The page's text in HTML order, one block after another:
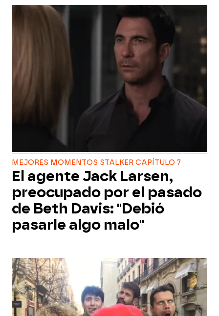
MEJORES MOMENTOS STALKER CAPÍTULO 7
El agente Jack Larsen,
preocupado por el pasado
de Beth Davis: "Debió
pasarle algo malo"